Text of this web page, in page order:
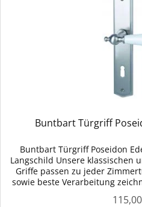
Buntbart Türgriff
Buntbart Türgriff Poseidon
Langschild Unsere klassischen
Griffe passen zu jeder
sowie beste Verarbeitung